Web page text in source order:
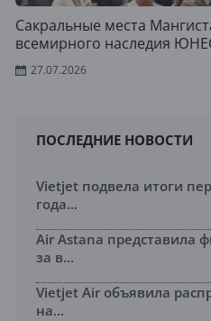
Сакральные места
всемирного наследия
27.07.2026
ПОСЛЕДНИЕ НОВОСТИ
Vietjet подвела итоги
года...
Air Astana представила
за в...
Vietjet Air объявила
на...